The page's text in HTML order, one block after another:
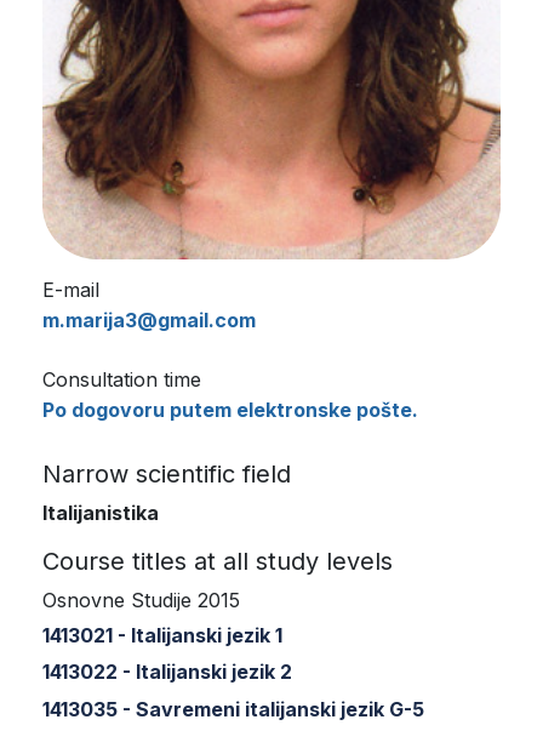
E-mail
m.marija3@gmail.com
Consultation time
Po dogovoru putem elektronske pošte.
Narrow scientific field
Italijanistika
Course titles at all study levels
Osnovne Studije 2015
1413021 - Italijanski jezik 1
1413022 - Italijanski jezik 2
1413035 - Savremeni italijanski jezik G-5